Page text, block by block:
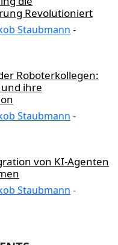
Revolutioniert
Staubmann -
Roboterkollegen:
und ihre
Staubmann -
von KI-Agenten
Staubmann -